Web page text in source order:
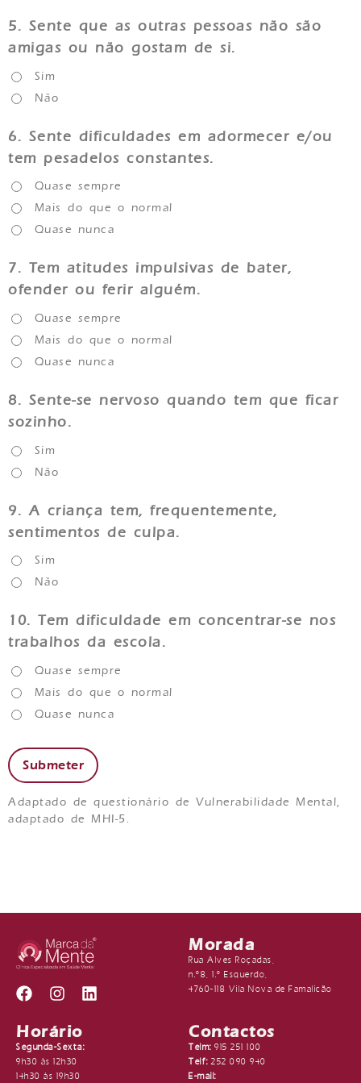
5. Sente que as outras pessoas não são
amigas ou não gostam de si.
Sim
Não
6. Sente dificuldades em adormecer e/ou
tem pesadelos constantes.
Quase sempre
Mais do que o normal
Quase nunca
7. Tem atitudes impulsivas de bater,
ofender ou ferir alguém.
Quase sempre
Mais do que o normal
Quase nunca
8. Sente-se nervoso quando tem que ficar
sozinho.
Sim
Não
9.A criança tem, frequentemente,
sentimentos de culpa.
Sim
Não
10. Tem dificuldade em concentrar-se nos
trabalhos da escola.
Quase sempre
Mais do que o normal
Quase nunca
Adaptado de questionário de Vulnerabilidade Mental,
adaptado de MHI-5.
Morada
Rua Alves Roçadas,
n.º8, 1.º Esquerdo,
4760-118 Vila Nova de Famalicão
Horário
Segunda-Sexta:
9h30 às 12h30
14h30 às 19h30
Contactos
Telm: 915 251 100
Telf: 252 090 940
E-mail: